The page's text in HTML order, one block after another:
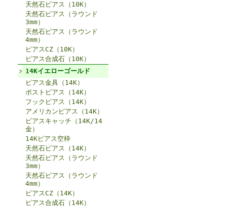
天然石ピアス（10K）
天然石ピアス（ラウンド
3mm）
天然石ピアス（ラウンド
4mm）
ピアスCZ（10K）
ピアス合成石（10K）
14Kイエローゴールド
ピアス金具（14K）
ポストピアス（14K）
フックピアス（14K）
アメリカンピアス（14K）
ピアスキャッチ（14K/14
金）
14Kピアス空枠
天然石ピアス（14K）
天然石ピアス（ラウンド
3mm）
天然石ピアス（ラウンド
4mm）
ピアスCZ（14K）
ピアス合成石（14K）